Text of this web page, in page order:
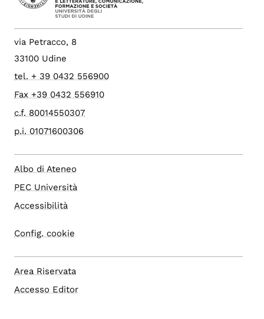
via Petracco, 8
33100 Udine
tel. + 39 0432 556900
Fax +39 0432 556910
c.f. 80014550307
p.i. 01071600306
Albo di Ateneo
PEC Università
Accessibilità
Config. cookie
Area Riservata
Accesso Editor